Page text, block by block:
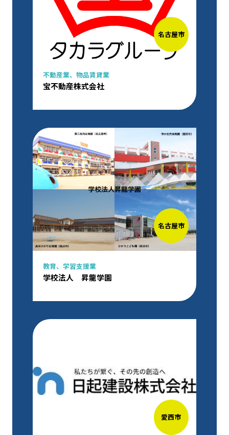
名古屋市
不動産業、物品賃貸業
宝不動産株式会社
名古屋市
教育、学習支援業
学校法人 昇龍学園
愛西市